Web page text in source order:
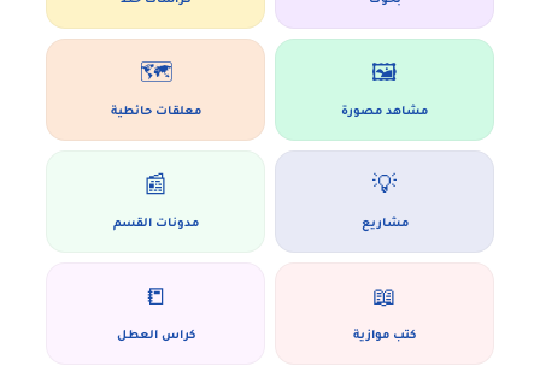
🖼️
مشاهد مصورة
🗺️
معلقات حائطية
💡
مشاريع
📰
مدونات القسم
📖
كتب موازية
📒
كراس العطل